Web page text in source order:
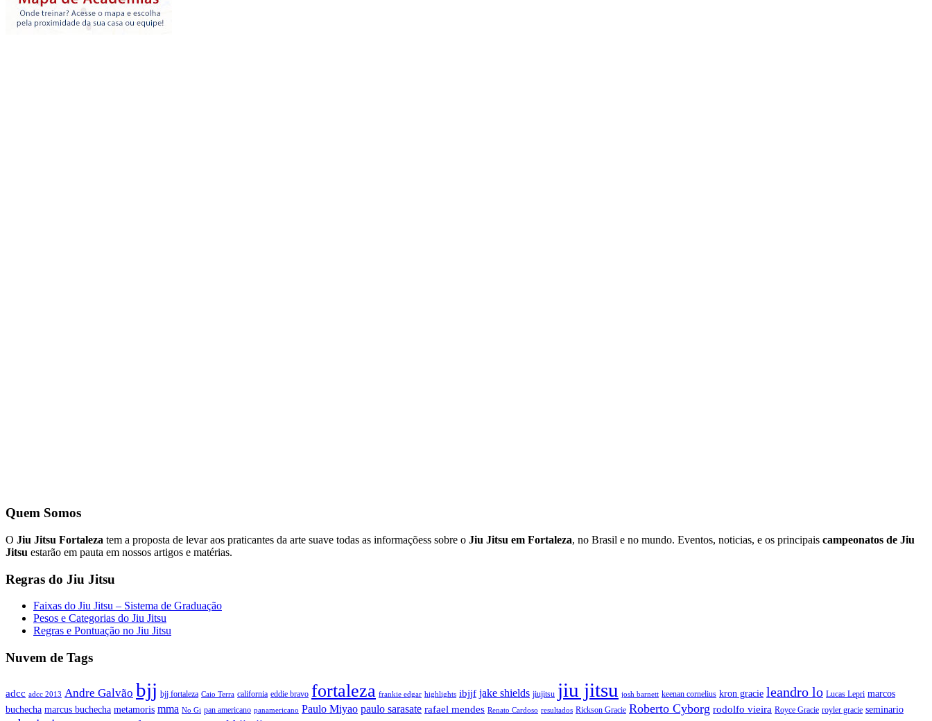
Quem Somos
O Jiu Jitsu Fortaleza tem a proposta de levar aos praticantes da arte suave todas as informaçõess sobre o Jiu Jitsu em Fortaleza, no Brasil e no mundo. Eventos, noticias, e os principais campeonatos de Jiu
Jitsu estarão em pauta em nossos artigos e matérias.
Regras do Jiu Jitsu
Faixas do Jiu Jitsu – Sistema de Graduação
Pesos e Categorias do Jiu Jitsu
Regras e Pontuação no Jiu Jitsu
Nuvem de Tags
adcc adcc 2013 Andre Galvão bjj bjj fortaleza Caio Terra california eddie bravo fortaleza frankie edgar highlights ibjjf jake shields jiujitsu jiu jitsu josh barnett keenan cornelius kron gracie leandro lo Lucas Lepri marcos
buchecha marcus buchecha metamoris mma No Gi pan americano panamericano Paulo Miyao paulo sarasate rafael mendes Renato Cardoso resultados Rickson Gracie Roberto Cyborg rodolfo vieira Royce Gracie royler gracie seminario